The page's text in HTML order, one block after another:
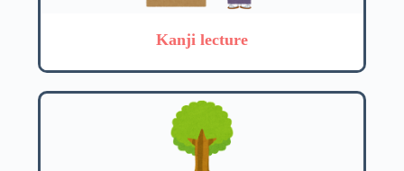
Kanji lecture